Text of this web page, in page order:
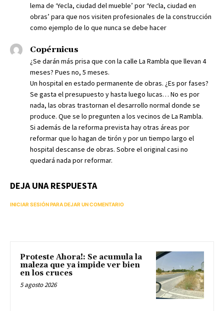
lema de ‘Yecla, ciudad del mueble’ por ‘Yecla, ciudad en
obras’ para que nos visiten profesionales de la construcción
como ejemplo de lo que nunca se debe hacer
Copérnicus
¿Se darán más prisa que con la calle La Rambla que llevan 4
meses? Pues no, 5 meses.
Un hospital en estado permanente de obras. ¿Es por fases?
Se gasta el presupuesto y hasta luego lucas… No es por
nada, las obras trastornan el desarrollo normal donde se
produce. Que se lo pregunten a los vecinos de La Rambla.
Si además de la reforma prevista hay otras áreas por
reformar que lo hagan de tirón y por un tiempo largo el
hospital descanse de obras. Sobre el original casi no
quedará nada por reformar.
DEJA UNA RESPUESTA
INICIAR SESIÓN PARA DEJAR UN COMENTARIO
Proteste Ahora!: Se acumula la
maleza que ya impide ver bien
en los cruces
5 agosto 2026